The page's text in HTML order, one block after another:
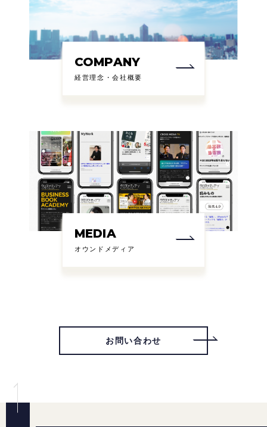
COMPANY
経営理念・会社概要
MEDIA
オウンドメディア
お問い合わせ